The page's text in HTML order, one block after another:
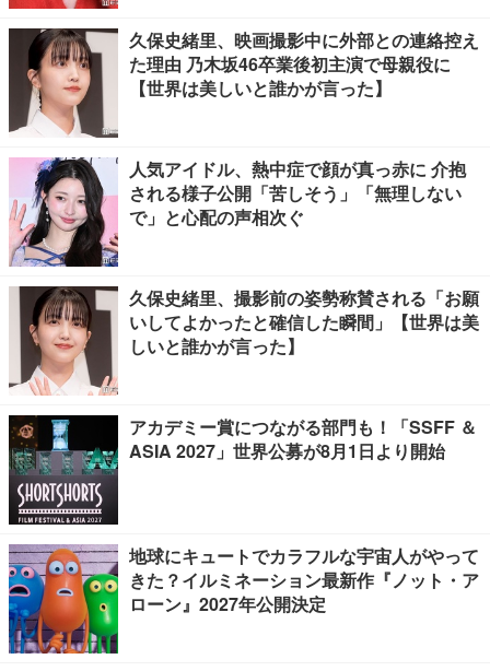
久保史緒里、映画撮影中に外部との連絡控え
た理由 乃木坂46卒業後初主演で母親役に
【世界は美しいと誰かが言った】
人気アイドル、熱中症で顔が真っ赤に 介抱
される様子公開「苦しそう」「無理しない
で」と心配の声相次ぐ
久保史緒里、撮影前の姿勢称賛される「お願
いしてよかったと確信した瞬間」【世界は美
しいと誰かが言った】
アカデミー賞につながる部門も！「SSFF ＆
ASIA 2027」世界公募が8月1日より開始
地球にキュートでカラフルな宇宙人がやって
きた？イルミネーション最新作『ノット・ア
ローン』2027年公開決定